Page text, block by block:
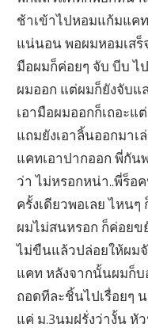
ช้าเข้าไปหอมแก้มแ
แน่นอน พอผมหอมเส
มือผมก็ค่อยๆ จับ บีบ
ผมออก แต่ผมก็ยังจับแ
เอามือผมออกก็เถอะ
แถมยังเอาลิ้นออกมา
แคทเอาปากออก พี่กัน
ว่า ไม่หรอกหน่า..พี่ร็อ
ครั้งเดียวพอเลย ไหน
ผมไม่สนหรอก ก็ค่อย
ไม่ขืนแล้วปล่อยให้ผม
แคท หลังจากนั้นผมก็
ถอดทีละชิ้นไปเรื่อยๆ
แค่ ม.3นมฝรั่งว่างั้น